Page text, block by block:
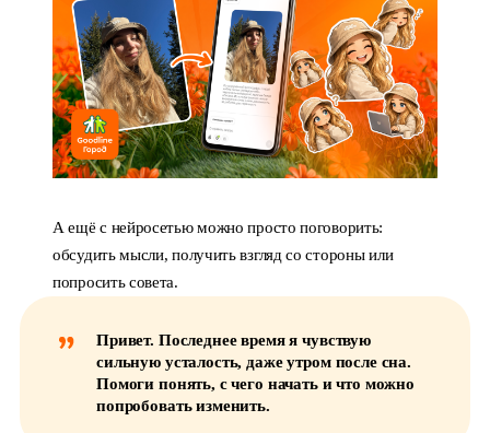
А ещё с нейросетью можно просто поговорить:
обсудить мысли, получить взгляд со стороны или
попросить совета.
Привет. Последнее время я чувствую
сильную усталость, даже утром после сна.
Помоги понять, с чего начать и что можно
попробовать изменить.